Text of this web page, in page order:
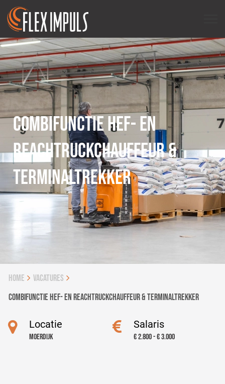
COMBIFUNCTIE HEF- EN
REACHTRUCKCHAUFFEUR &
TERMINALTREKKER
Home
vacatures
Combifunctie hef- en reachtruckchauffeur & terminaltrekker
Locatie
Moerdijk
Salaris
€ 2.800 - € 3.000